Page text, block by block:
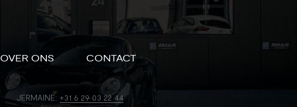
OVER ONS CONTACT
JERMAINE: +31 6 29 03 22 44